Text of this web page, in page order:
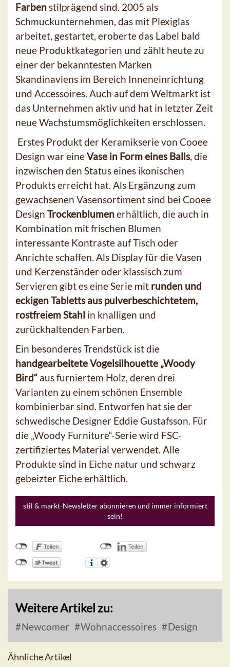
Farbenstilprägend sind. 2005 als
Schmuckunternehmen, das mit Plexiglas
arbeitet, gestartet, eroberte das Label bald
neue Produktkategorien und zählt heute zu
einer der bekanntesten Marken
Skandinaviens im Bereich Inneneinrichtung
und Accessoires. Auch auf dem Weltmarkt ist
das Unternehmen aktiv und hat in letzter Zeit
neue Wachstumsmöglichkeiten erschlossen.
Erstes Produkt der Keramikserie von Cooee
Design war eineVase in Form eines Balls, die
inzwischen den Status eines ikonischen
Produkts erreicht hat. Als Ergänzung zum
gewachsenen Vasensortiment sind bei Cooee
Design Trockenblumenerhältlich, die auch in
Kombination mit frischen Blumen
interessante Kontraste auf Tisch oder
Anrichte schaffen. Als Display für die Vasen
und Kerzenständer oder klassisch zum
Servieren gibt es eine Serie mit runden und
eckigen Tabletts aus pulverbeschichtetem,
rostfreiem Stahl in knalligen und
zurückhaltenden Farben.
Ein besonderes Trendstück ist die
handgearbeitete Vogelsilhouette „Woody
Bird“ aus furniertem Holz, deren drei
Varianten zu einem schönen Ensemble
kombinierbar sind. Entworfen hat sie der
schwedische Designer Eddie Gustafsson. Für
die „Woody Furniture“-Serie wird FSC-
zertifiziertes Material verwendet. Alle
Produkte sind in Eiche natur und schwarz
gebeizter Eiche erhältlich.
stil & markt-Newsletter abonnieren und immer informiert
sein!
Weitere Artikel zu:
Newcomer Wohnaccessoires Design
Ähnliche Artikel